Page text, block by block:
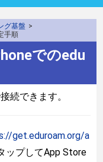
グ基盤 >
手順
でのedu
続できます。
get.eduroam.org/a
ップしてApp Store